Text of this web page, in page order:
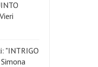
"INTRIGO